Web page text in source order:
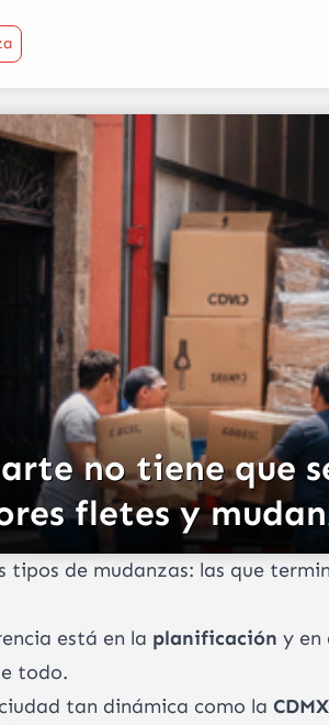
no tiene que
fletes y
tipos de mudanzas: las que
está en la planificación y en
todo.
tan dinámica como la CDMX